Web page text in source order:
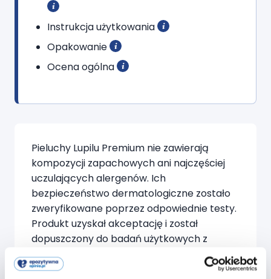
Instrukcja użytkowania
Opakowanie
Ocena ogólna
Pieluchy Lupilu Premium nie zawierają
kompozycji zapachowych ani najczęściej
uczulających alergenów. Ich
bezpieczeństwo dermatologiczne zostało
zweryfikowane poprzez odpowiednie testy.
Produkt uzyskał akceptację i został
dopuszczony do badań użytkowych z
udziałem niemowląt i dzieci.